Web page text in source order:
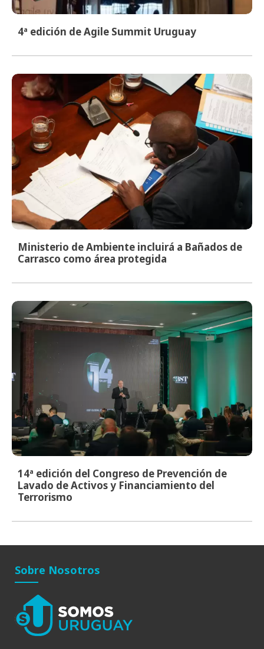
4ª edición de Agile Summit Uruguay
Ministerio de Ambiente incluirá a Bañados de
Carrasco como área protegida
14ª edición del Congreso de Prevención de
Lavado de Activos y Financiamiento del
Terrorismo
Sobre Nosotros